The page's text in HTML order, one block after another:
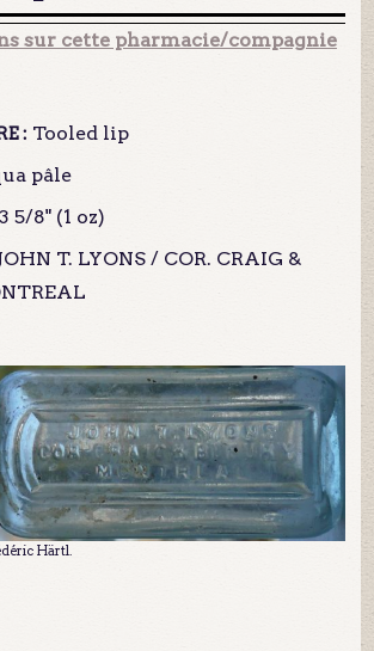
sur cette pharmacie/compagnie
: Tooled lip
pâle
3 5/8" (1 oz)
T. LYONS / COR. CRAIG &
Härtl.